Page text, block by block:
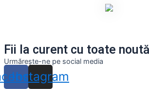
Fii la curent cu toate
Urmărește-ne pe social media
Instagram